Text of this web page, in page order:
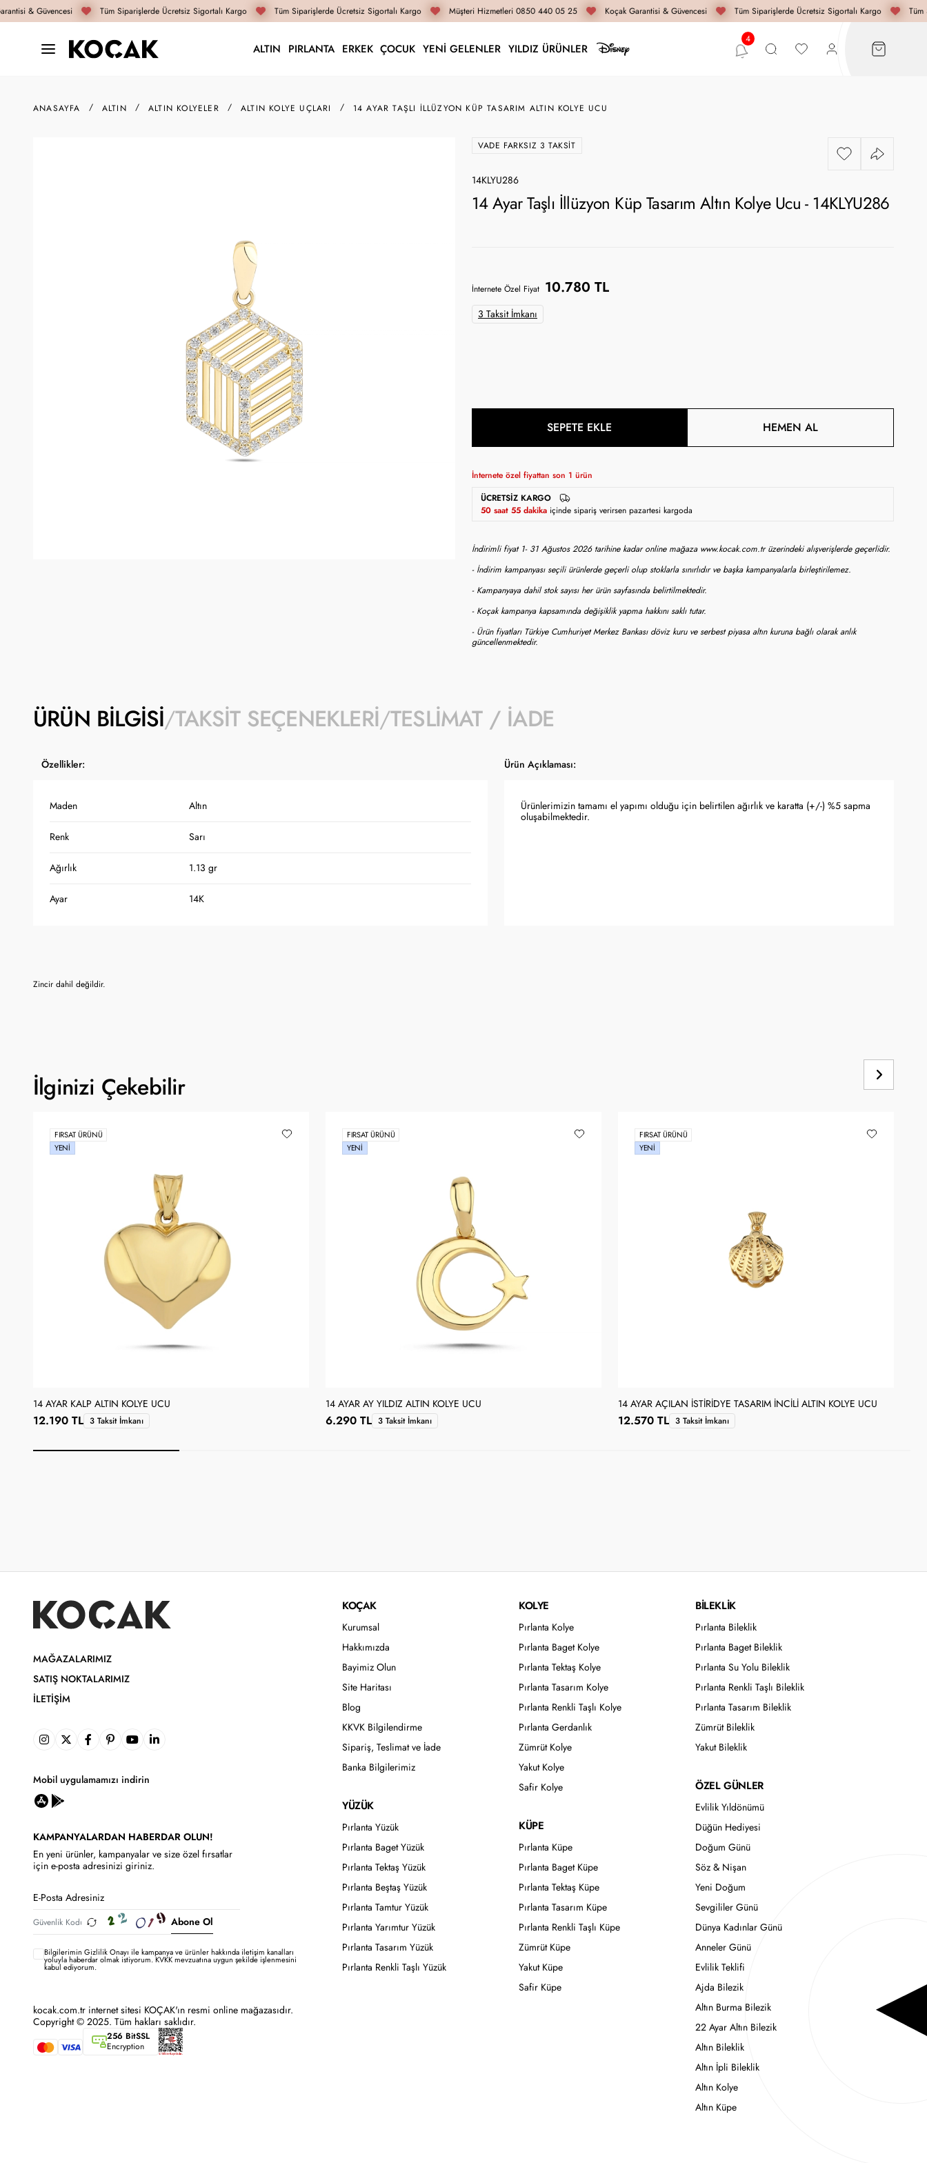
& Güvencesi Tüm Siparişlerde Ücretsiz Sigortalı Kargo Tüm Siparişlerde Ücretsiz Sigortalı Kargo Müşteri Hizmetleri 0850 440 05 25 Koçak Garantisi & Güvencesi Tüm Siparişlerde Ücretsiz Sigortalı Kargo Tüm
ALTIN PIRLANTA ERKEK ÇOCUK YENİ GELENLER YILDIZ ÜRÜNLER
ANASAYFA ALTIN ALTIN KOLYELER ALTIN KOLYE UÇLARI 14 AYAR TAŞLI İLLÜZYON KÜP TASARIM ALTIN KOLYE UCU
VADE FARKSIZ 3 TAKSIT
14KLYU286
14 Ayar Taşlı İllüzyon Küp Tasarım Altın Kolye Ucu - 14KLYU286
İnternete Özel Fiyat 10.780 TL
3 Taksit İmkanı
SEPETE EKLE HEMEN AL
İnternete özel fiyattan son 1 ürün
ÜCRETSIZ KARGO
50 saat 55 dakika içinde sipariş verirsen pazartesi kargoda
İndirimli fiyat 1- 31 Ağustos 2026 tarihine kadar online mağaza www.kocak.com.tr üzerindeki alışverişlerde geçerlidir.
- İndirim kampanyası seçili ürünlerde geçerli olup stoklarla sınırlıdır ve başka kampanyalarla birleştirilemez.
- Kampanyaya dahil stok sayısı her ürün sayfasında belirtilmektedir.
- Koçak kampanya kapsamında değişiklik yapma hakkını saklı tutar.
- Ürün fiyatları Türkiye Cumhuriyet Merkez Bankası döviz kuru ve serbest piyasa altın kuruna bağlı olarak anlık
güncellenmektedir.
ÜRÜN BILGISI TAKSIT SEÇENEKLERI TESLIMAT / İADE
Özellikler: Ürün Açıklaması:
Maden Altın
Renk Sarı
Ağırlık 1.13 gr
Ayar 14K
Ürünlerimizin tamamı el yapımı olduğu için belirtilen ağırlık ve karatta (+/-) %5 sapma
oluşabilmektedir.
Zincir dahil değildir.
İlginizi Çekebilir
FIRSAT ÜRÜNÜ
YENI
14 AYAR KALP ALTIN KOLYE UCU
12.190 TL 3 Taksit İmkanı
FIRSAT ÜRÜNÜ
YENI
14 AYAR AY YILDIZ ALTIN KOLYE UCU
6.290 TL 3 Taksit İmkanı
FIRSAT ÜRÜNÜ
YENI
14 AYAR AÇILAN İSTIRIDYE TASARIM İNCILI ALTIN KOLYE UCU
12.570 TL 3 Taksit İmkanı
MAĞAZALARIMIZ
SATIŞ NOKTALARIMIZ
İLETIŞIM
Mobil uygulamamızı indirin
KAMPANYALARDAN HABERDAR OLUN!
En yeni ürünler, kampanyalar ve size özel fırsatlar
için e-posta adresinizi giriniz.
Abone Ol
Bilgilerimin Gizlilik Onayı ile kampanya ve ürünler hakkında iletişim kanalları
yoluyla haberdar olmak istiyorum.KVKK mevzuatına uygun şekilde işlenmesini
kabul ediyorum.
kocak.com.tr internet sitesi KOÇAK'ın resmi online mağazasıdır.
Copyright © 2025. Tüm hakları saklıdır.
256 BitSSL
Encryption
KOÇAK
Kurumsal
Hakkımızda
Bayimiz Olun
Site Haritası
Blog
KKVK Bilgilendirme
Sipariş, Teslimat ve İade
Banka Bilgilerimiz
YÜZÜK
Pırlanta Yüzük
Pırlanta Baget Yüzük
Pırlanta Tektaş Yüzük
Pırlanta Beştaş Yüzük
Pırlanta Tamtur Yüzük
Pırlanta Yarımtur Yüzük
Pırlanta Tasarım Yüzük
Pırlanta Renkli Taşlı Yüzük
KOLYE
Pırlanta Kolye
Pırlanta Baget Kolye
Pırlanta Tektaş Kolye
Pırlanta Tasarım Kolye
Pırlanta Renkli Taşlı Kolye
Pırlanta Gerdanlık
Zümrüt Kolye
Yakut Kolye
Safir Kolye
KÜPE
Pırlanta Küpe
Pırlanta Baget Küpe
Pırlanta Tektaş Küpe
Pırlanta Tasarım Küpe
Pırlanta Renkli Taşlı Küpe
Zümrüt Küpe
Yakut Küpe
Safir Küpe
BİLEKLİK
Pırlanta Bileklik
Pırlanta Baget Bileklik
Pırlanta Su Yolu Bileklik
Pırlanta Renkli Taşlı Bileklik
Pırlanta Tasarım Bileklik
Zümrüt Bileklik
Yakut Bileklik
ÖZEL GÜNLER
Evlilik Yıldönümü
Düğün Hediyesi
Doğum Günü
Söz & Nişan
Yeni Doğum
Sevgililer Günü
Dünya Kadınlar Günü
Anneler Günü
Evlilik Teklifi
Ajda Bilezik
Altın Burma Bilezik
22 Ayar Altın Bilezik
Altın Bileklik
Altın İpli Bileklik
Altın Kolye
Altın Küpe